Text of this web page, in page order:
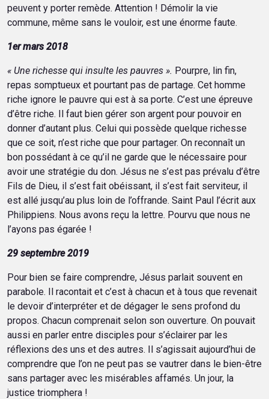
peuvent y porter remède. Attention ! Démolir la vie
commune, même sans le vouloir, est une énorme faute.
1er mars 2018
« Une richesse qui insulte les pauvres ». Pourpre, lin fin,
repas somptueux et pourtant pas de partage. Cet homme
riche ignore le pauvre qui est à sa porte. C’est une épreuve
d’être riche. Il faut bien gérer son argent pour pouvoir en
donner d’autant plus. Celui qui possède quelque richesse
que ce soit, n’est riche que pour partager. On reconnaît un
bon possédant à ce qu’il ne garde que le nécessaire pour
avoir une stratégie du don. Jésus ne s’est pas prévalu d’être
Fils de Dieu, il s’est fait obéissant, il s’est fait serviteur, il
est allé jusqu’au plus loin de l’offrande. Saint Paul l’écrit aux
Philippiens. Nous avons reçu la lettre. Pourvu que nous ne
l’ayons pas égarée !
29 septembre 2019
Pour bien se faire comprendre, Jésus parlait souvent en
parabole. Il racontait et c’est à chacun et à tous que revenait
le devoir d’interpréter et de dégager le sens profond du
propos. Chacun comprenait selon son ouverture. On pouvait
aussi en parler entre disciples pour s’éclairer par les
réflexions des uns et des autres. Il s’agissait aujourd’hui de
comprendre que l’on ne peut pas se vautrer dans le bien-être
sans partager avec les misérables affamés. Un jour, la
justice triomphera !